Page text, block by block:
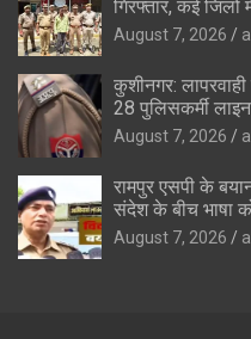
गिरफ्तार, कई
August 7, 2026
कुशीनगर:
28 पुलिसकर्मी
August 7, 2026
रामपुर एसपी के
संदेश के बीच भाषा
August 7, 2026